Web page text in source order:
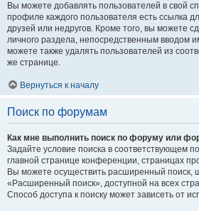
Вы можете добавлять пользователей в свой
профиле каждого пользователя есть ссылка
друзей или недругов. Кроме того, вы можете
личного раздела, непосредственным вводом
можете также удалять пользователей из
же странице.
Вернуться к началу
Поиск по форумам
Как мне выполнить поиск по форуму или
Задайте условие поиска в соответствующем
главной странице конференции, страницах
Вы можете осуществить расширенный поиск,
«Расширенный поиск», доступной на всех
Способ доступа к поиску может зависеть от